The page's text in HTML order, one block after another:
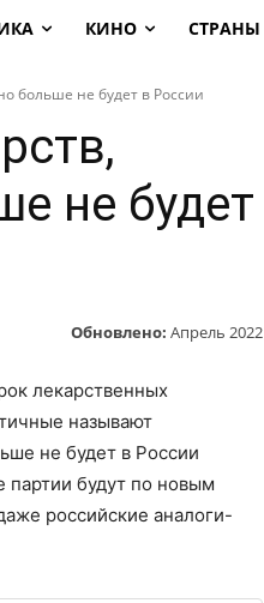
КИНО СТРАНЫ
больше не будет в России
не будет
Обновлено: Апрель 2022
лекарственных
называют
не будет в России
партии будут по новым
российские аналоги-